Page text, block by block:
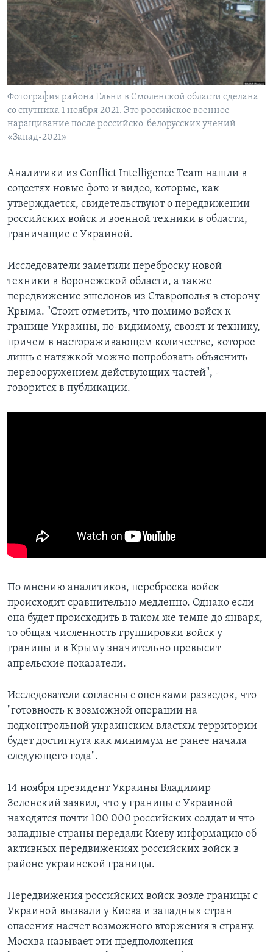
Learning English
СОЦИАЛЬНЫЕ СЕТИ
Языки
Фотография района Ельни в Смоленской области сделана
со спутника 1 ноября 2021. Это российское военное
наращивание после российско-белорусских учений
«Запад-2021»
Аналитики из Conflict Intelligence Team нашли в
соцсетях новые фото и видео, которые, как
утверждается, свидетельствуют о передвижении
российских войск и военной техники в области,
граничащие с Украиной.
Исследователи заметили переброску новой
техники в Воронежской области, а также
передвижение эшелонов из Ставрополья в сторону
Крыма. "Стоит отметить, что помимо войск к
границе Украины, по-видимому, свозят и технику,
причем в настораживающем количестве, которое
лишь с натяжкой можно попробовать объяснить
перевооружением действующих частей", -
говорится в публикации.
По мнению аналитиков, переброска войск
происходит сравнительно медленно. Однако если
она будет происходить в таком же темпе до января,
то общая численность группировки войск у
границы и в Крыму значительно превысит
апрельские показатели.
Исследователи согласны с оценками разведок, что
"готовность к возможной операции на
подконтрольной украинским властям территории
будет достигнута как минимум не ранее начала
следующего года".
14 ноября президент Украины Владимир
Зеленский заявил, что у границы с Украиной
находятся почти 100 000 российских солдат и что
западные страны передали Киеву информацию об
активных передвижениях российских войск в
районе украинской границы.
Передвижения российских войск возле границы с
Украиной вызвали у Киева и западных стран
опасения насчет возможного вторжения в страну.
Москва называет эти предположения